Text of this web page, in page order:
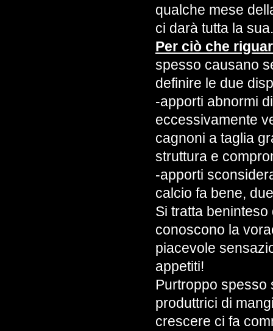
qualche mese
ci darà tutta la sua.
Per ciò che
spesso causano
definire le due
-apporti abnormi
eccessivamente
cagnoni a taglia
struttura e
-apporti
calcio fa bene,
Si tratta
conoscono la
piacevole
appetiti!
Purtroppo spesso
produttrici di
crescere ci fa